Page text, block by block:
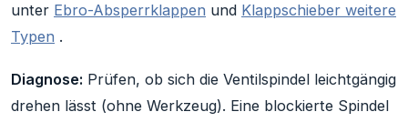
unter Ebro-Absperrklappen und Klappschieber weitere
Typen .
Diagnose: Prüfen, ob sich die Ventilspindel leichtgängig
drehen lässt (ohne Werkzeug). Eine blockierte Spindel